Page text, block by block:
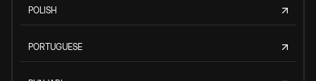
POLISH
PORTUGUESE